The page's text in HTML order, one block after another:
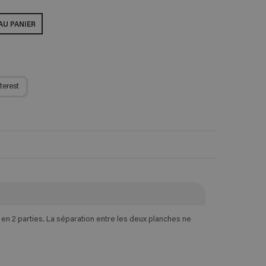
PANIER
2 parties. La séparation entre les deux planches ne